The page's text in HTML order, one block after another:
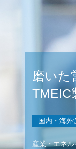
磨いた
TMEIC
国内・海外
産業・エネ